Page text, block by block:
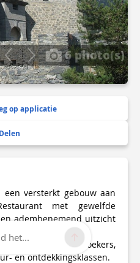
6 photo(s)
op applicatie
versterkt gebouw aan
met gewelfde
adembenemend uitzicht
bezoekers,
en ontdekkingsklassen.
het...